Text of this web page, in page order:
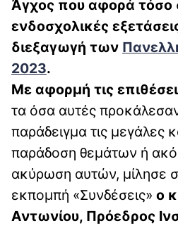
Άγχος που αφορά τόσο
ενδοσχολικές
διεξαγωγή των
2023.
Με αφορμή τις
τα όσα αυτές
παράδειγμα τις μεγάλες
παράδοση θεμάτων ή
ακύρωση αυτών, μίλησε
εκπομπή «Συνδέσεις» ο
Αντωνίου, Πρόεδρος